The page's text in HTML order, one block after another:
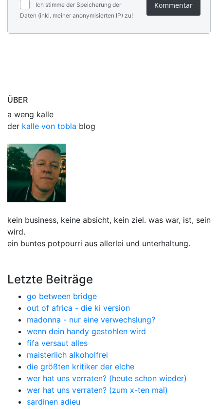
Ich stimme der Speicherung der
Daten (inkl. meiner anonymisierten IP) zu!
Kommentar
ÜBER
a weng kalle
der kalle von tobla blog
kein business, keine absicht, kein ziel. was war, ist, sein
wird.
ein buntes potpourri aus allerlei und unterhaltung.
Letzte Beiträge
go between bridge
out of africa - die ki version
madonna - nur eine verwechslung?
wenn dein handy gestohlen wird
fifa versaut alles
maisterlich alkoholfrei
die größten kritiker der elche
wer hat uns verraten? (heute schon wieder)
wer hat uns verraten? (zum x-ten mal)
sardinen adieu